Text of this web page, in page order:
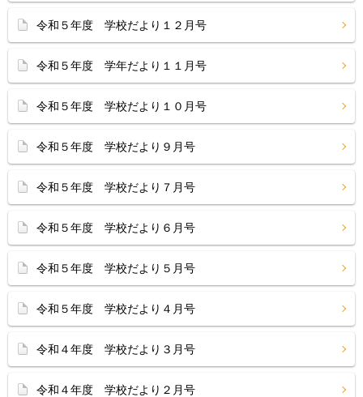
令和５年度 学校だより１２月号
令和５年度 学年だより１１月号
令和５年度 学校だより１０月号
令和５年度 学校だより９月号
令和５年度 学校だより７月号
令和５年度 学校だより６月号
令和５年度 学校だより５月号
令和５年度 学校だより４月号
令和４年度 学校だより３月号
令和４年度 学校だより２月号